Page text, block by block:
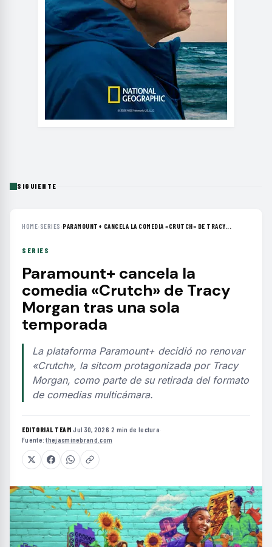
SIGUIENTE
HOME› SERIES ›PARAMOUNT+ CANCELA LA COMEDIA «CRUTCH» DE TRACY...
SERIES
Paramount+ cancela la
comedia «Crutch» de Tracy
Morgan tras una sola
temporada
La plataforma Paramount+ decidió no renovar
«Crutch», la sitcom protagonizada por Tracy
Morgan, como parte de su retirada del formato
de comedias multicámara.
EDITORIAL TEAM·Jul 30, 2026·2 min de lectura·
Fuente:thejasminebrand.com